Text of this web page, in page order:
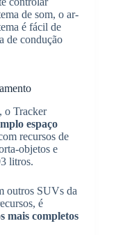
de som, o ar-
é fácil de
de condução
o Tracker
espaço
recursos de
objetos e
litros.
outros SUVs da
é
mais completos